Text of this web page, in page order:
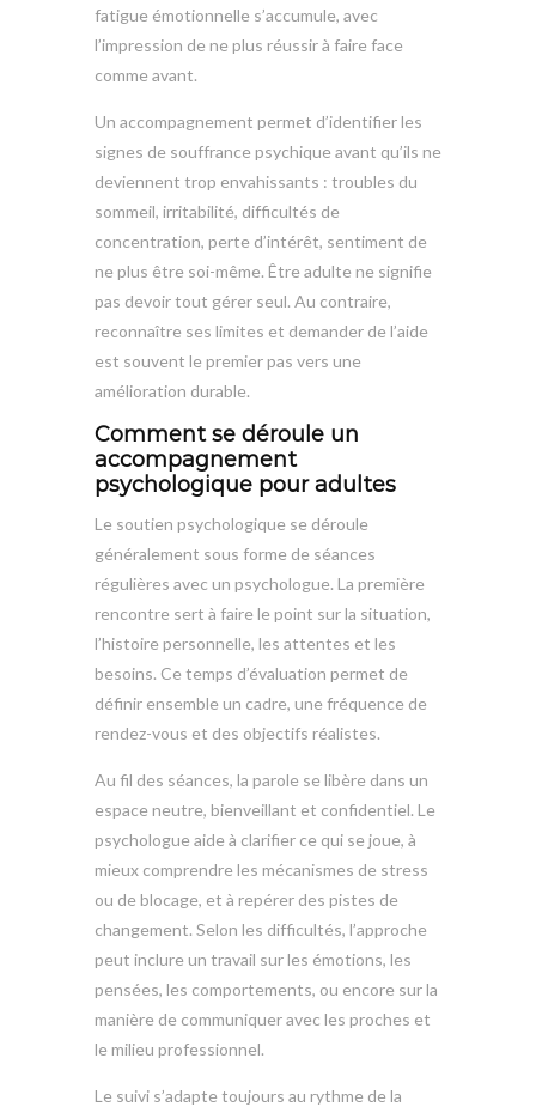
fatigue émotionnelle s’accumule, avec
l’impression de ne plus réussir à faire face
comme avant.
Un accompagnement permet d’identifier les
signes de souffrance psychique avant qu’ils ne
deviennent trop envahissants : troubles du
sommeil, irritabilité, difficultés de
concentration, perte d’intérêt, sentiment de
ne plus être soi-même. Être adulte ne signifie
pas devoir tout gérer seul. Au contraire,
reconnaître ses limites et demander de l’aide
est souvent le premier pas vers une
amélioration durable.
Comment se déroule un
accompagnement
psychologique pour adultes
Le soutien psychologique se déroule
généralement sous forme de séances
régulières avec un psychologue. La première
rencontre sert à faire le point sur la situation,
l’histoire personnelle, les attentes et les
besoins. Ce temps d’évaluation permet de
définir ensemble un cadre, une fréquence de
rendez-vous et des objectifs réalistes.
Au fil des séances, la parole se libère dans un
espace neutre, bienveillant et confidentiel. Le
psychologue aide à clarifier ce qui se joue, à
mieux comprendre les mécanismes de stress
ou de blocage, et à repérer des pistes de
changement. Selon les difficultés, l’approche
peut inclure un travail sur les émotions, les
pensées, les comportements, ou encore sur la
manière de communiquer avec les proches et
le milieu professionnel.
Le suivi s’adapte toujours au rythme de la